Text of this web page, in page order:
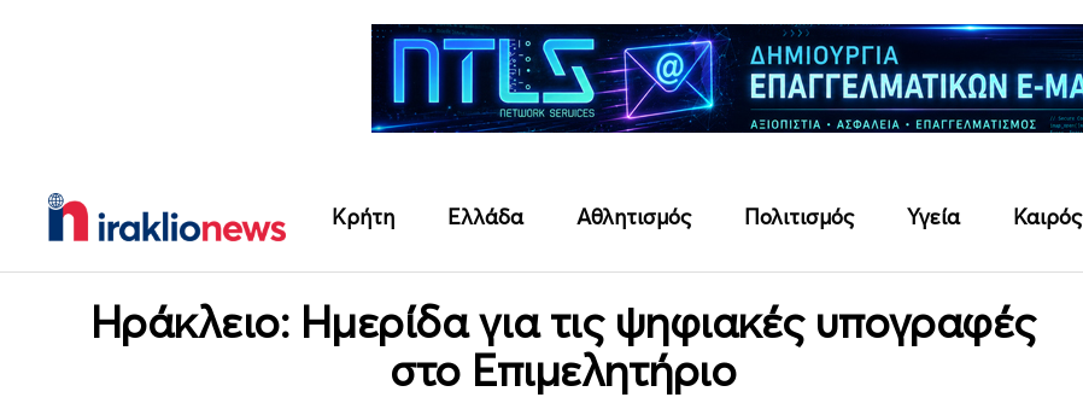
Κρήτη Ελλάδα Αθλητισμός Πολιτισμός Υγεία Καιρός
Ηράκλειο: Ημερίδα για τις ψηφιακές υπογραφές
στο Επιμελητήριο